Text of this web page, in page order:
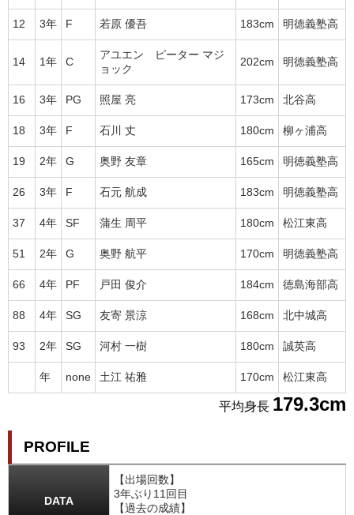
12 3年 F 若原 優吾 183cm 明徳義塾高
14 1年 C
アユエン ピーター マジ
ョック
202cm 明徳義塾高
16 3年 PG 照屋 亮 173cm 北谷高
18 3年 F 石川 丈 180cm 柳ヶ浦高
19 2年 G 奥野 友章 165cm 明徳義塾高
26 3年 F 石元 航成 183cm 明徳義塾高
37 4年 SF 蒲生 周平 180cm 松江東高
51 2年 G 奥野 航平 170cm 明徳義塾高
66 4年 PF 戸田 俊介 184cm 徳島海部高
88 4年 SG 友寄 景涼 168cm 北中城高
93 2年 SG 河村 一樹 180cm 誠英高
年 none 土江 祐雅 170cm 松江東高
平均身長 179.3cm
PROFILE
DATA
【出場回数】
3年ぶり11回目
【過去の成績】